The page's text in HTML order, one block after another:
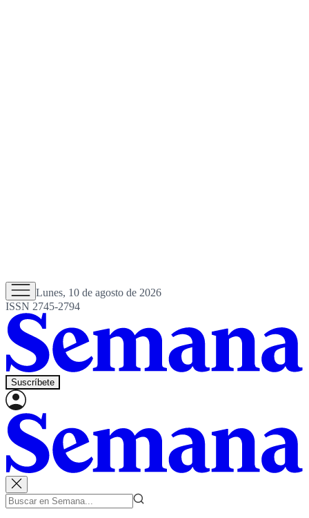
Lunes, 10 de agosto de 2026
ISSN 2745-2794
Suscríbete